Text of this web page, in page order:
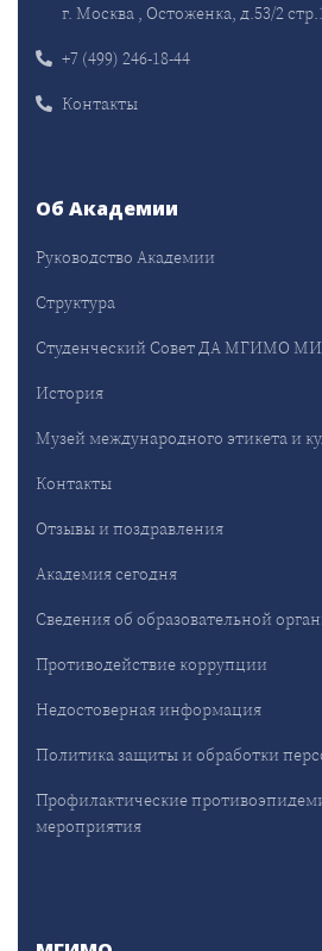
г. Москва , Остоженка, д.53/2
+7 (499) 246-18-44
Контакты
Об Академии
Руководство Академии
Структура
Студенческий Совет ДА МГИМО
История
Музей международного этикета и
Контакты
Отзывы и поздравления
Академия сегодня
Сведения об образовательной
Противодействие коррупции
Недостоверная информация
Политика защиты и обработки
Профилактические
мероприятия